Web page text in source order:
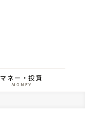
マネー・投資
MONEY